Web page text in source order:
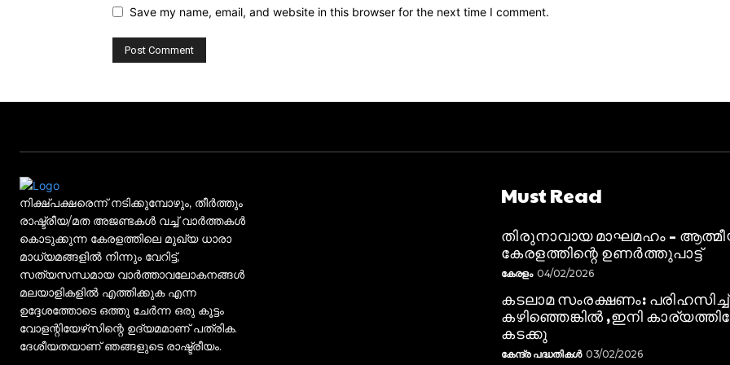
Save my name, email, and website in this browser for the next time I comment.
നിക്ഷ്പക്ഷരെന്ന് നടിക്കുമ്പോഴും, തീർത്തും
രാഷ്ട്രീയ/മത അജണ്ടകൾ വച്ച് വാർത്തകൾ
കൊടുക്കുന്ന കേരളത്തിലെ മുഖ്യ ധാരാ
മാധ്യമങ്ങളിൽ നിന്നും വേറിട്ട്,
സത്യസന്ധമായ വാർത്താവലോകനങ്ങൾ
മലയാളികളിൽ എത്തിക്കുക എന്ന
ഉദ്ദേശത്തോടെ ഒത്തു ചേർന്ന ഒരു കൂട്ടം
വോളന്റിയേഴ്‌സിന്റെ ഉദ്യമമാണ് പത്രിക.
ദേശീയതയാണ് ഞങ്ങളുടെ രാഷ്ട്രീയം.
Must Read
തിരുനാവായ മാഘമഹം –
കേരളത്തിന്റെ ഉണർത്തുപാട്ട്
കേരളം 04/02/2026
കടലാമ സംരക്ഷണം: പരിഹസിച്ച്
കഴിഞ്ഞെങ്കിൽ ,ഇനി
കടക്കു
കേന്ദ്ര പദ്ധതികൾ 03/02/2026